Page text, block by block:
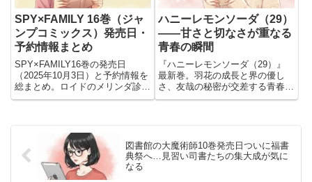
SPY×FAMILY 16巻（ジャ
ンプコミックス）発売日・
予約情報まとめ
SPY×FAMILY16巻の発売日
（2025年10月3日）と予約情報を
総まとめ。ロイドのメリンダ診察
やデズモンド家の秘密、新学期の
ハニーレモンソーダ（29）
――甘さと切なさが重なる
青春の瞬間
『ハニーレモンソーダ（29）』
最新巻。羽花の成長と界の優し
さ、友哉の秘密が交差する青春ス
トーリー。恋愛と友情の甘酸っぱ
図書館の大魔術師10巻発売日ついに福書
典祭へ…見習い司書たちの集大成が気に
なる